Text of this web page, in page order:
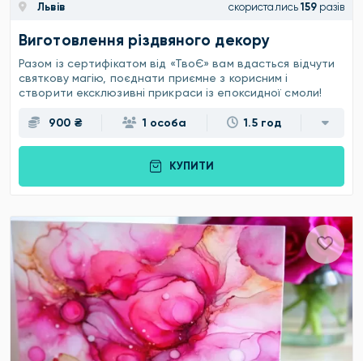
Львів скористались 159 разів
Виготовлення різдвяного декору
Разом із сертифікатом від «ТвоЄ» вам вдасться відчути
святкову магію, поєднати приємне з корисним і
створити ексклюзивні прикраси із епоксидної смоли!
900 ₴ 1 особа 1.5 год
КУПИТИ